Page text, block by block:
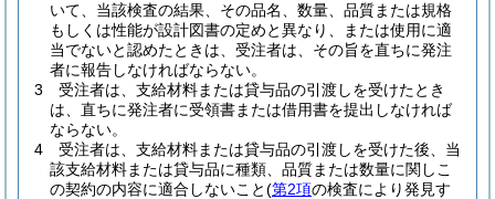
いて、当該検査の結果、その品名、数量、品質または規格
もしくは性能が設計図書の定めと異なり、または使用に適
当でないと認めたときは、受注者は、その旨を直ちに発注
者に報告しなければならない。
3
受注者は、支給材料または貸与品の引渡しを受けたとき
は、直ちに発注者に受領書または借用書を提出しなければ
ならない。
4
受注者は、支給材料または貸与品の引渡しを受けた後、当
該支給材料または貸与品に種類、品質または数量に関しこ
の契約の内容に適合しないこと(第2項の検査により発見す